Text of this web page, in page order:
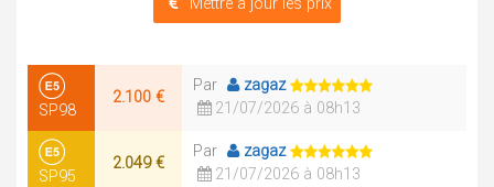
Mettre à jour les prix
SP98
2.100 €
Par
zagaz
21/07/2026 à 08h13
SP95
2.049 €
Par
zagaz
21/07/2026 à 08h13